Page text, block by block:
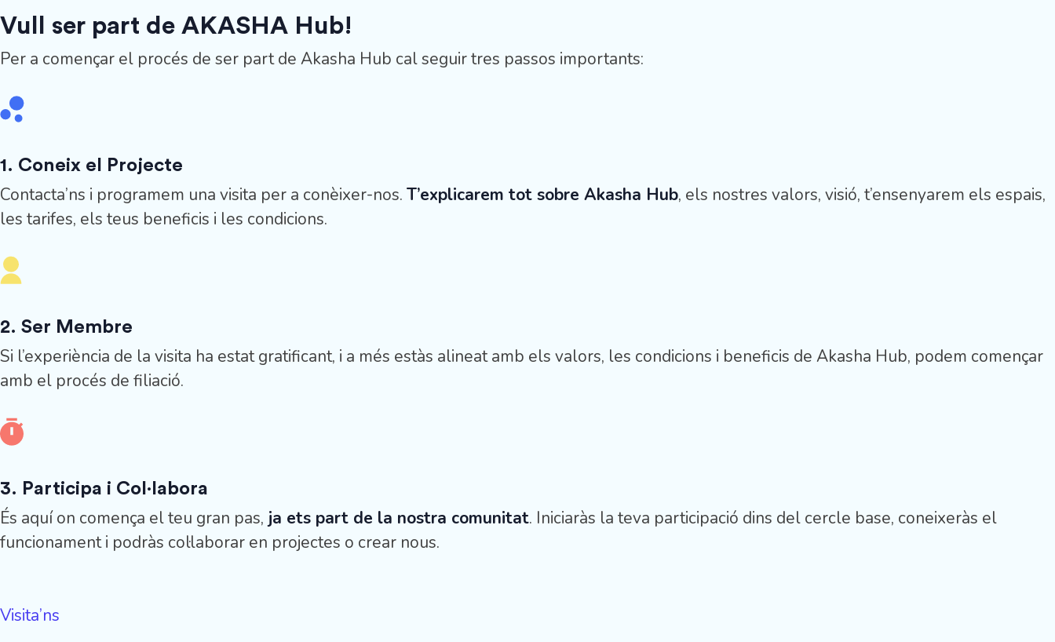
Vull ser part de AKASHA Hub!
Per a començar el procés de ser part de Akasha Hub cal seguir tres passos importants:
1. Coneix el Projecte
Contacta’ns i programem una visita per a conèixer-nos. T’explicarem tot sobre Akasha Hub, els nostres valors, visió, t’ensenyarem els espais,
les tarifes, els teus beneficis i les condicions.
2. Ser Membre
Si l’experiència de la visita ha estat gratificant, i a més estàs alineat amb els valors, les condicions i beneficis de Akasha Hub, podem començar
amb el procés de filiació.
3. Participa i Col·labora
És aquí on comença el teu gran pas, ja ets part de la nostra comunitat. Iniciaràs la teva participació dins del cercle base, coneixeràs el
funcionament i podràs col·laborar en projectes o crear nous.
Visita’ns